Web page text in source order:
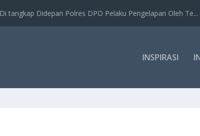
Di tangkap Didepan Polres DPO Pelaku Pengelapan Oleh Te...
INSPIRASI